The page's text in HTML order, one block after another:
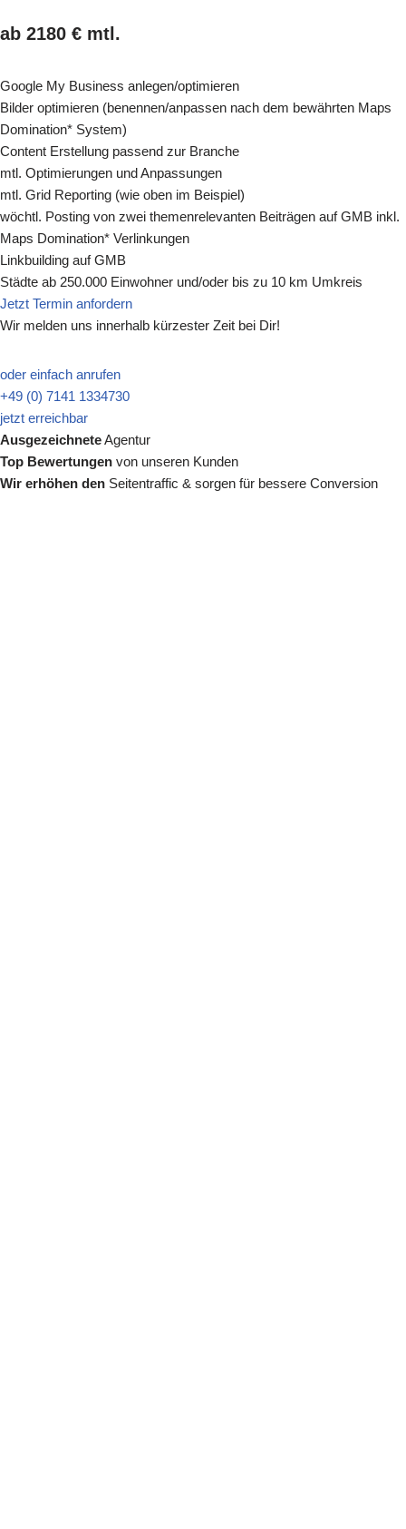
ab 2180 € mtl.
Google My Business anlegen/optimieren
Bilder optimieren (benennen/anpassen nach dem bewährten Maps
Domination* System)
Content Erstellung passend zur Branche
mtl. Optimierungen und Anpassungen
mtl. Grid Reporting (wie oben im Beispiel)
wöchtl. Posting von zwei themenrelevanten Beiträgen auf GMB inkl.
Maps Domination* Verlinkungen
Linkbuilding auf GMB
Städte ab 250.000 Einwohner und/oder bis zu 10 km Umkreis
Jetzt Termin anfordern
Wir melden uns innerhalb kürzester Zeit bei Dir!
oder einfach anrufen
+49 (0) 7141 1334730
jetzt erreichbar
AusgezeichneteAgentur
Top Bewertungen von unseren Kunden
Wir erhöhen den Seitentraffic & sorgen für bessere Conversion